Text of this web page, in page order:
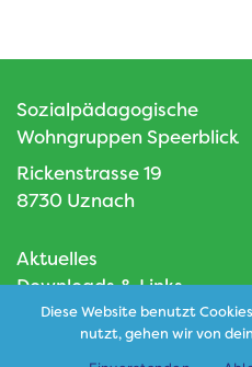
Sozialpädagogische
Wohngruppen Speerblick
Rickenstrasse 19
8730 Uznach
Aktuelles
Downloads & Links
Impressum
Datenschutz
Diese Website benutzt
nutzt, gehen wir von